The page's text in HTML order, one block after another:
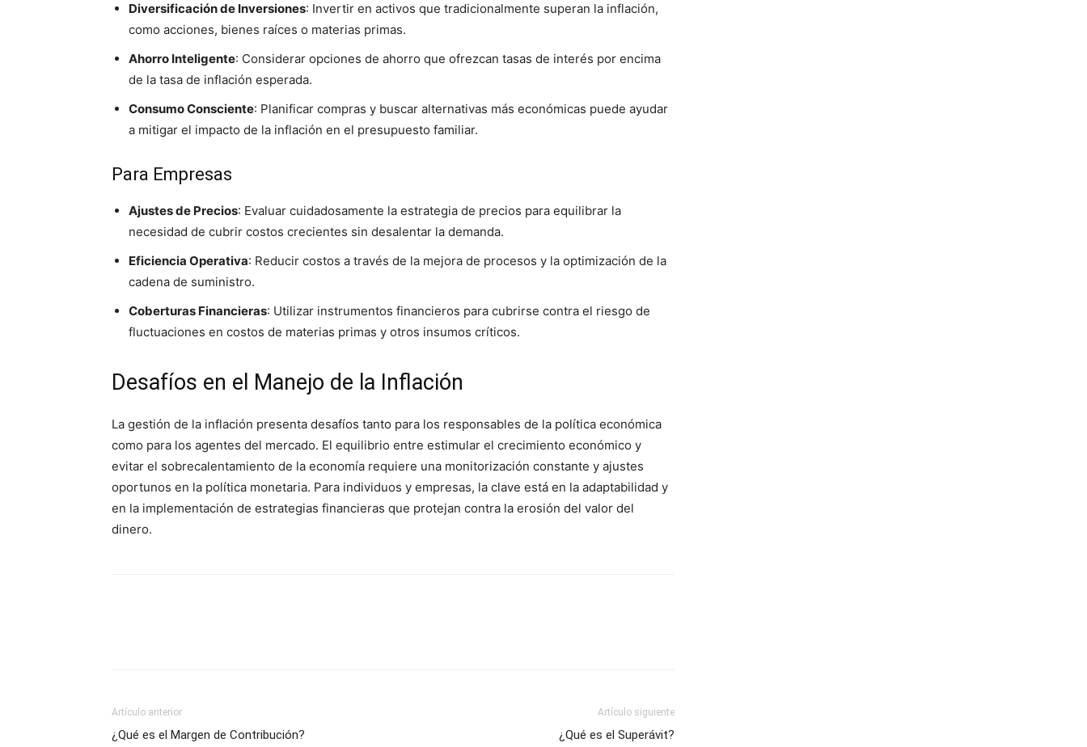
Diversificación de Inversiones: Invertir en activos que tradicionalmente superan la inflación,
como acciones, bienes raíces o materias primas.
Ahorro Inteligente: Considerar opciones de ahorro que ofrezcan tasas de interés por encima
de la tasa de inflación esperada.
Consumo Consciente: Planificar compras y buscar alternativas más económicas puede ayudar
a mitigar el impacto de la inflación en el presupuesto familiar.
Para Empresas
Ajustes de Precios: Evaluar cuidadosamente la estrategia de precios para equilibrar la
necesidad de cubrir costos crecientes sin desalentar la demanda.
Eficiencia Operativa: Reducir costos a través de la mejora de procesos y la optimización de la
cadena de suministro.
Coberturas Financieras: Utilizar instrumentos financieros para cubrirse contra el riesgo de
fluctuaciones en costos de materias primas y otros insumos críticos.
Desafíos en el Manejo de la Inflación
La gestión de la inflación presenta desafíos tanto para los responsables de la política económica
como para los agentes del mercado. El equilibrio entre estimular el crecimiento económico y
evitar el sobrecalentamiento de la economía requiere una monitorización constante y ajustes
oportunos en la política monetaria. Para individuos y empresas, la clave está en la adaptabilidad y
en la implementación de estrategias financieras que protejan contra la erosión del valor del
dinero.
Artículo anterior
¿Qué es el Margen de Contribución?
Artículo siguiente
¿Qué es el Superávit?